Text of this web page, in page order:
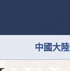
中國大陸